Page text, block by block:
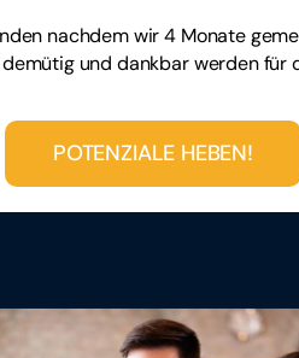
nachdem wir 4 Monate
und dankbar werden für
POTENZIALE HEBEN!